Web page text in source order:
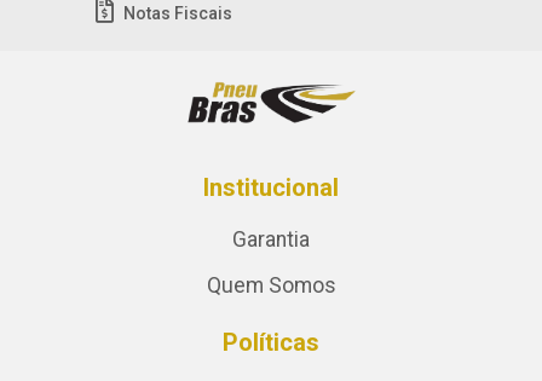
Notas Fiscais
Institucional
Garantia
Quem Somos
Políticas